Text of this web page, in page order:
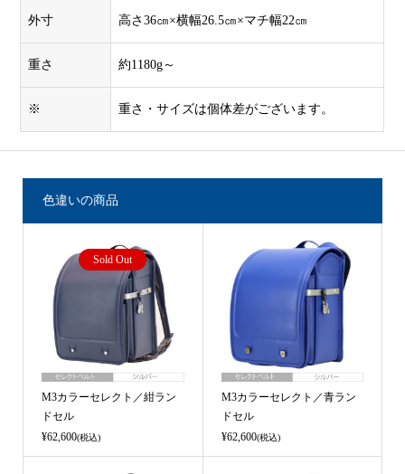
外寸 高さ36㎝×横幅26.5㎝×マチ幅22㎝
重さ 約1180g～
※ 重さ・サイズは個体差がございます。
色違いの商品
Sold Out
M3カラーセレクト／紺ラン
ドセル
¥62,600(税込)
M3カラーセレクト／青ラン
ドセル
¥62,600(税込)